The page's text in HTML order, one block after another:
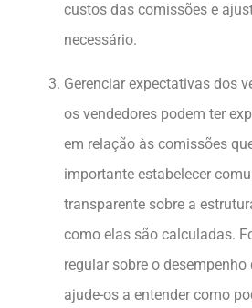
custos das comissões e
necessário.
Gerenciar expectativas dos
os vendedores podem ter
em relação às comissões
importante estabelecer
transparente sobre a
como elas são calculadas.
regular sobre o desempenho
ajude-os a entender como